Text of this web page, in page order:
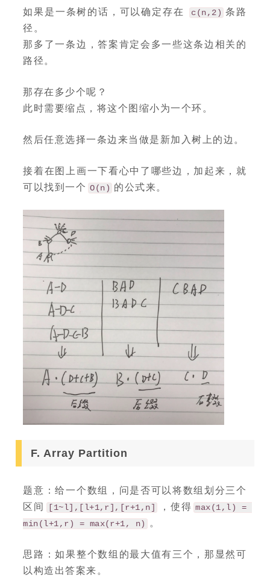
如果是一条树的话，可以确定存在 c(n,2) 条路
径。
那多了一条边，答案肯定会多一些这条边相关的
路径。
那存在多少个呢？
此时需要缩点，将这个图缩小为一个环。
然后任意选择一条边来当做是新加入树上的边。
接着在图上画一下看心中了哪些边，加起来，就
可以找到一个 O(n) 的公式来。
F. Array Partition
题意：给一个数组，问是否可以将数组划分三个
区间
[1~l],[l+1,r],[r+1,n] ，使得 max(1,l) =
min(l+1,r) = max(r+1, n)
。
思路：如果整个数组的最大值有三个，那显然可
以构造出答案来。